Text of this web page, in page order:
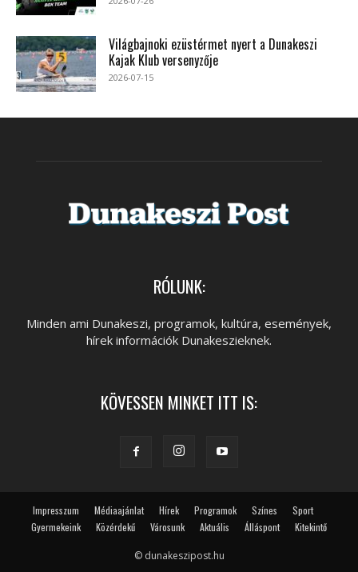
Világbajnoki ezüstérmet nyert a Dunakeszi
Kajak Klub versenyzője
2026-07-15
RÓLUNK:
Minden ami Dunakeszi, programok, kultúra, események,
hírek információk Dunakeszieknek.
KÖVESSEN MINKET ITT IS:
Impresszum Médiaajánlat Hírek Programok Színes
Sport
Gyermekeink
Közérdekű Városunk Aktuális Álláspont Kitekintő
© dunakeszipost.hu